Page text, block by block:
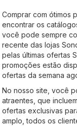
Comprar com ótimos
encontrar os
você pode sempre
recente das lojas
pelas últimas ofertas
promoções estão
ofertas da semana
No nosso site, você
atraentes, que
ofertas exclusivas
amplo, todos os